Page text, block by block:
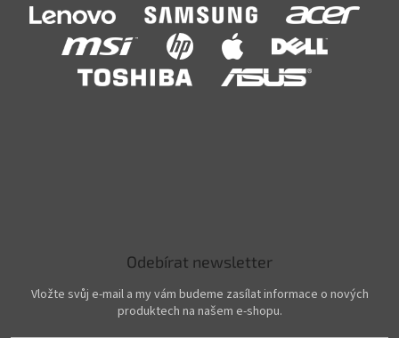
Odebírat newsletter
Vložte svůj e-mail a my vám budeme zasílat informace o nových
produktech na našem e-shopu.